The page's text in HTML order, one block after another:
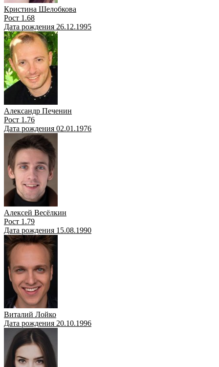
Кристина Шелобкова
Рост 1.68
Дата рождения 26.12.1995
Александр Печенин
Рост 1.76
Дата рождения 02.01.1976
Алексей Весёлкин
Рост 1.79
Дата рождения 15.08.1990
Виталий Лойко
Дата рождения 20.10.1996